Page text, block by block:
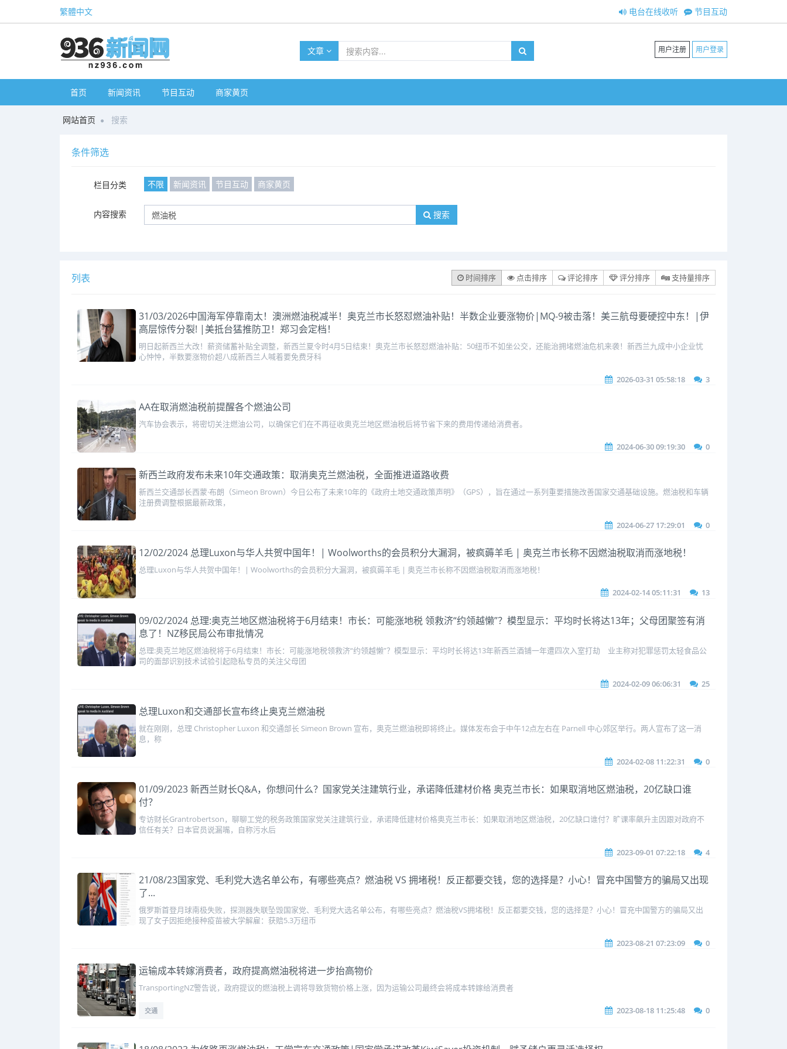
繁體中文 节目互动
电台在线收听
文章 用户注册 用户登录
首页 新闻资讯 节目互动 商家黄页
网站首页 搜索
条件筛选
栏目分类 不限 新闻资讯 节目互动 商家黄页
内容搜索 搜索
列表 时间排序 点击排序 评论排序 评分排序 支持量排序
31/03/2026中国海军停靠南太！澳洲燃油税减半！奥克兰市长怒怼燃油补贴！半数企业要涨物价|MQ-9被击落！美三航母要硬控中东！|伊
高层惊传分裂! |美抵台猛推防卫！郑习会定档！
明日起新西兰大改！薪资储蓄补贴全调整，新西兰夏令时4月5日结束！奥克兰市长怒怼燃油补贴：50纽币不如坐公交，还能治拥堵燃油危机来袭！新西兰九成中小企业忧
心忡忡，半数要涨物价超八成新西兰人喊着要免费牙科
2026-03-31 05:58:18 3
AA在取消燃油税前提醒各个燃油公司
汽车协会表示，将密切关注燃油公司，以确保它们在不再征收奥克兰地区燃油税后将节省下来的费用传递给消费者。
2024-06-30 09:19:30 0
新西兰政府发布未来10年交通政策：取消奥克兰燃油税，全面推进道路收费
新西兰交通部长西蒙·布朗（Simeon Brown）今日公布了未来10年的《政府土地交通政策声明》（GPS），旨在通过一系列重要措施改善国家交通基础设施。燃油税和车辆
注册费调整根据最新政策，
2024-06-27 17:29:01 0
12/02/2024 总理Luxon与华人共贺中国年！| Woolworths的会员积分大漏洞，被疯薅羊毛 | 奥克兰市长称不因燃油税取消而涨地税！
总理Luxon与华人共贺中国年！| Woolworths的会员积分大漏洞，被疯薅羊毛 | 奥克兰市长称不因燃油税取消而涨地税！
2024-02-14 05:11:31 13
09/02/2024 总理:奥克兰地区燃油税将于6月结束！市长：可能涨地税 领救济“约领越懒”？模型显示：平均时长将达13年；父母团聚签有消
息了！NZ移民局公布审批情况
总理:奥克兰地区燃油税将于6月结束！市长：可能涨地税领救济“约领越懒”？模型显示：平均时长将达13年新西兰酒铺一年遭四次入室打劫 业主称对犯罪惩罚太轻食品公
司的面部识别技术试验引起隐私专员的关注父母团
2024-02-09 06:06:31 25
总理Luxon和交通部长宣布终止奥克兰燃油税
就在刚刚，总理 Christopher Luxon 和交通部长 Simeon Brown 宣布，奥克兰燃油税即将终止。媒体发布会于中午12点左右在 Parnell 中心郊区举行。两人宣布了这一消
息，称
2024-02-08 11:22:31 0
01/09/2023 新西兰财长Q&A，你想问什么？国家党关注建筑行业，承诺降低建材价格 奥克兰市长：如果取消地区燃油税，20亿缺口谁
付？
专访财长Grantrobertson，聊聊工党的税务政策国家党关注建筑行业，承诺降低建材价格奥克兰市长：如果取消地区燃油税，20亿缺口谁付？旷课率飙升主因跟对政府不
信任有关？日本官员说漏嘴，自称污水后
2023-09-01 07:22:18 4
21/08/23国家党、毛利党大选名单公布，有哪些亮点？燃油税 VS 拥堵税！反正都要交钱，您的选择是？小心！冒充中国警方的骗局又出现
了...
俄罗斯首登月球南极失败，探测器失联坠毁国家党、毛利党大选名单公布，有哪些亮点？燃油税VS拥堵税！反正都要交钱，您的选择是？小心！冒充中国警方的骗局又出
现了女子因拒绝接种疫苗被大学解雇：获赔5.3万纽币
2023-08-21 07:23:09 0
运输成本转嫁消费者，政府提高燃油税将进一步抬高物价
TransportingNZ警告说，政府提议的燃油税上调将导致货物价格上涨，因为运输公司最终会将成本转嫁给消费者
交通 2023-08-18 11:25:48 0